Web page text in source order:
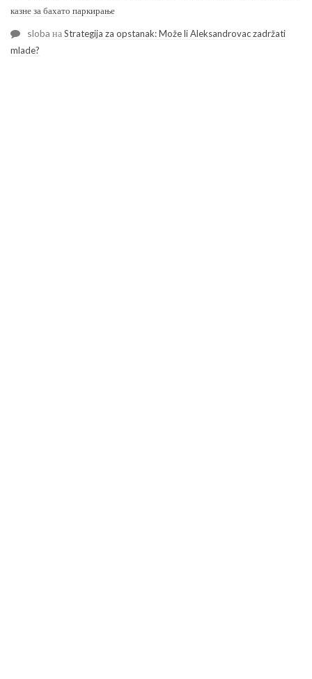
казне за бахато паркирање
sloba наStrategija za opstanak: Može li Aleksandrovac zadržati
mlade?